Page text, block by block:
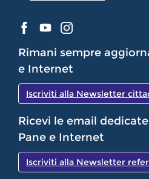
Rimani sempre
e Internet
Iscriviti alla Newsletter
Ricevi le email
Pane e Internet
Iscriviti alla Newsletter